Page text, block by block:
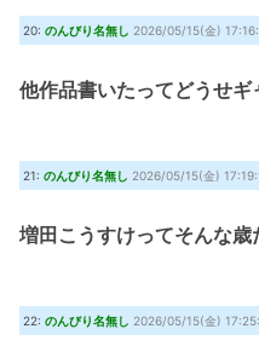
20: のんびり名無し 2026/05/15(金)
他作品書いたってどうせ
21: のんびり名無し 2026/05/15(金)
増田こうすけってそんな歳
22: のんびり名無し 2026/05/15(金)